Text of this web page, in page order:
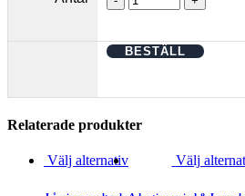
BESTÄLL
Relaterade produkter
Välj alternativ Välj